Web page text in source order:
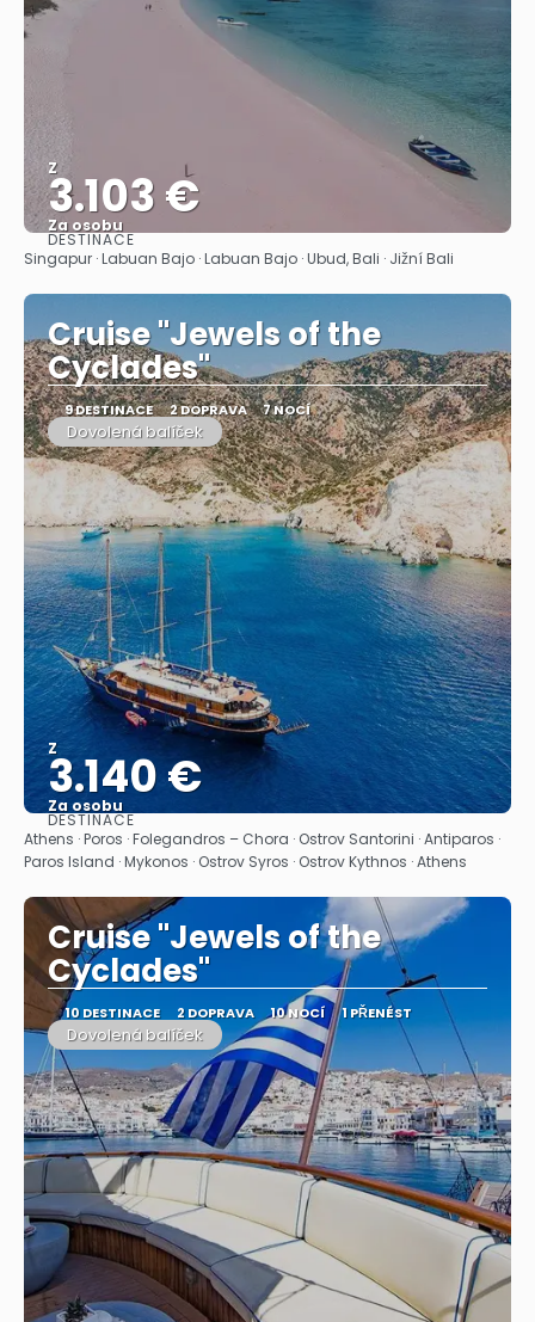
Z
3.103 €
Za osobu
Zobrazit
DESTINACE
Singapur · Labuan Bajo · Labuan Bajo · Ubud, Bali · Jižní Bali
Cruise "Jewels of the
Cyclades"
9 DESTINACE 2 DOPRAVA 7 NOCÍ
Dovolená balíček
Z
3.140 €
Za osobu
Zobrazit
DESTINACE
Athens · Poros · Folegandros – Chora · Ostrov Santorini · Antiparos ·
Paros Island · Mykonos · Ostrov Syros · Ostrov Kythnos · Athens
Cruise "Jewels of the
Cyclades"
10 DESTINACE 2 DOPRAVA 10 NOCÍ 1 PŘENÉST
Dovolená balíček